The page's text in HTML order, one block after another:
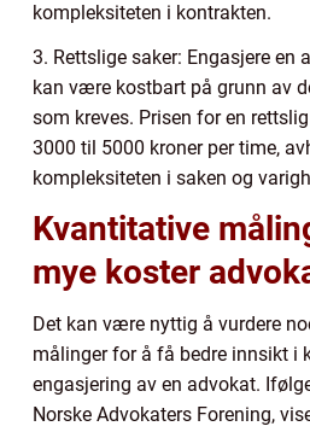
kompleksiteten i kontrakten.
3. Rettslige saker: Engasjere en
kan være kostbart på grunn av
som kreves. Prisen for en
3000 til 5000 kroner per time,
kompleksiteten i saken og
Kvantitative
mye koster
Det kan være nyttig å vurdere
målinger for å få bedre innsikt i
engasjering av en advokat.
Norske Advokaters Forening,